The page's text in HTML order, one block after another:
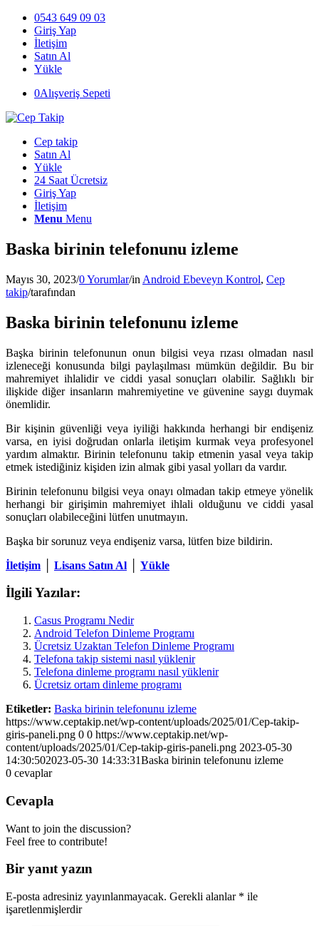
0543 649 09 03
Giriş Yap
İletişim
Satın Al
Yükle
0Alışveriş Sepeti
Cep takip
Satın Al
Yükle
24 Saat Ücretsiz
Giriş Yap
İletişim
Menu Menu
Baska birinin telefonunu izleme
Mayıs 30, 2023/0 Yorumlar/in Android Ebeveyn Kontrol, Cep
takip/tarafından
Baska birinin telefonunu izleme
Başka birinin telefonunun onun bilgisi veya rızası olmadan nasıl
izleneceği konusunda bilgi paylaşılması mümkün değildir. Bu bir
mahremiyet ihlalidir ve ciddi yasal sonuçları olabilir. Sağlıklı bir
ilişkide diğer insanların mahremiyetine ve güvenine saygı duymak
önemlidir.
Bir kişinin güvenliği veya iyiliği hakkında herhangi bir endişeniz
varsa, en iyisi doğrudan onlarla iletişim kurmak veya profesyonel
yardım almaktır. Birinin telefonunu takip etmenin yasal veya takip
etmek istediğiniz kişiden izin almak gibi yasal yolları da vardır.
Birinin telefonunu bilgisi veya onayı olmadan takip etmeye yönelik
herhangi bir girişimin mahremiyet ihlali olduğunu ve ciddi yasal
sonuçları olabileceğini lütfen unutmayın.
Başka bir sorunuz veya endişeniz varsa, lütfen bize bildirin.
İletişim
Lisans Satın Al Yükle
İlgili Yazılar:
Casus Programı Nedir
Android Telefon Dinleme Programı
Ücretsiz Uzaktan Telefon Dinleme Programı
Telefona takip sistemi nasıl yüklenir
Telefona dinleme programı nasıl yüklenir
Ücretsiz ortam dinleme programı
Etiketler: Baska birinin telefonunu izleme
https://www.ceptakip.net/wp-content/uploads/2025/01/Cep-takip-
giris-paneli.png 0 0 https://www.ceptakip.net/wp-
content/uploads/2025/01/Cep-takip-giris-paneli.png 2023-05-30
14:30:502023-05-30 14:33:31Baska birinin telefonunu izleme
0 cevaplar
Cevapla
Want to join the discussion?
Feel free to contribute!
Bir yanıt yazın
E-posta adresiniz yayınlanmayacak. Gerekli alanlar * ile
işaretlenmişlerdir